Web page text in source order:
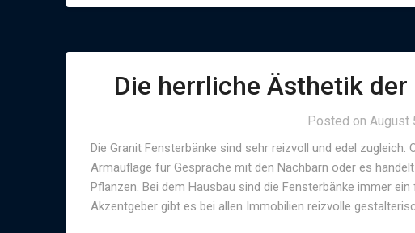
Die herrliche Ästhetik
Posted onAugust
Die Granit Fensterbänke sind sehr reizvoll und edel
Armauflage für Gespräche mit den Nachbarn oder es
Pflanzen. Bei dem Hausbau sind die Fensterbänke immer
Akzentgeber gibt es bei allen Immobilien reizvolle